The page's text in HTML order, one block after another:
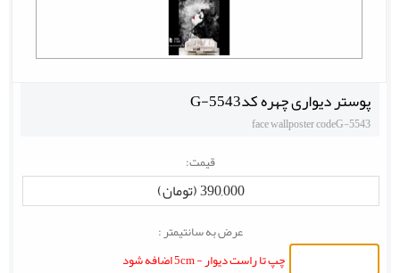
پوستر دیواری چهره کدG-5543
face wallposter codeG-5543
قیمت:
390,000 (تومان)
عرض به سانتیمتر :
چپ تا راست دیوار - 5cm اضافه شود